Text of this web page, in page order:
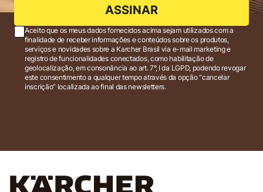
ASSINAR
Aceito que os meus dados fornecidos acima sejam utilizados com a
finalidade de receber informações e conteúdos sobre os produtos,
serviços e novidades sobre a Karcher Brasil via e-mail marketing e
registro de funcionalidades conectados, como habilitação de
geolocalização, em consonância ao art. 7°, I da LGPD, podendo revogar
este consentimento a qualquer tempo através da opção “cancelar
inscrição” localizada ao final das newsletters.